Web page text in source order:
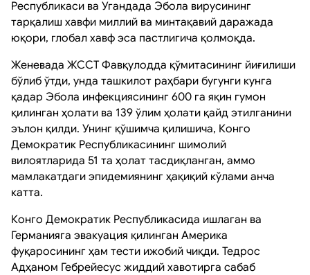
Республикаси ва Угандада Эбола вирусининг
тарқалиш хавфи миллий ва минтақавий даражада
юқори, глобал хавф эса пастлигича қолмоқда.
Женевада ЖССТ Фавқулодда қўмитасининг йиғилиши
бўлиб ўтди, унда ташкилот раҳбари бугунги кунга
қадар Эбола инфекциясининг 600 га яқин гумон
қилинган ҳолати ва 139 ўлим ҳолати қайд этилганини
эълон қилди. Унинг қўшимча қилишича, Конго
Демократик Республикасининг шимолий
вилоятларида 51 та ҳолат тасдиқланган, аммо
мамлакатдаги эпидемиянинг ҳақиқий кўлами анча
катта.
Конго Демократик Республикасида ишлаган ва
Германияга эвакуация қилинган Америка
фуқаросининг ҳам тести ижобий чиқди. Тедрос
Адҳаном Гебрейесус жиддий хавотирга сабаб